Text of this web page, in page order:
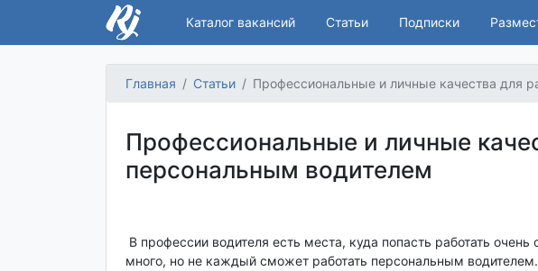
Каталог вакансий Статьи Подписки
Главная Статьи Профессиональные и личные качества для
Профессиональные и личные
персональным водителем
В профессии водителя есть места, куда попасть работать
много, но не каждый сможет работать персональным